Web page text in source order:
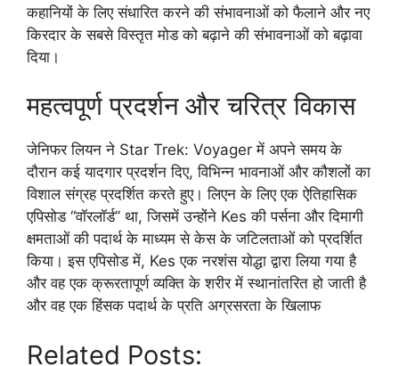
कहानियों के लिए संधारित करने की संभावनाओं को फैलाने और नए
किरदार के सबसे विस्तृत मोड को बढ़ाने की संभावनाओं को बढ़ावा
दिया।
महत्वपूर्ण प्रदर्शन और चरित्र विकास
जेनिफर लियन ने Star Trek: Voyager में अपने समय के
दौरान कई यादगार प्रदर्शन दिए, विभिन्न भावनाओं और कौशलों का
विशाल संग्रह प्रदर्शित करते हुए। लिएन के लिए एक ऐतिहासिक
एपिसोड “वॉरलॉर्ड” था, जिसमें उन्होंने Kes की पर्सना और दिमागी
क्षमताओं की पदार्थ के माध्यम से केस के जटिलताओं को प्रदर्शित
किया। इस एपिसोड में, Kes एक नरशंस योद्धा द्वारा लिया गया है
और वह एक क्रूरतापूर्ण व्यक्ति के शरीर में स्थानांतरित हो जाती है
और वह एक हिंसक पदार्थ के प्रति अग्रसरता के खिलाफ
Related Posts: